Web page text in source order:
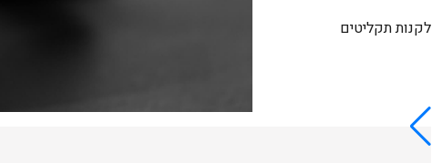
לקנות תקליטים